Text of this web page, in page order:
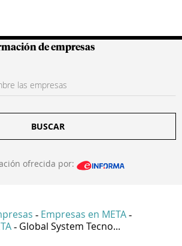
Colombianas
de empresas
BUSCAR
ofrecida por:
- Empresas en META -
- Global System Tecno...